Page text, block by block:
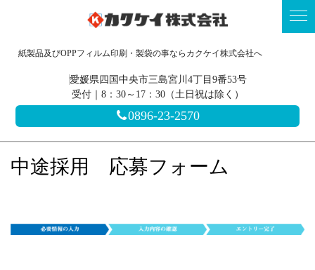
紙製品及びOPPフィルム印刷・製袋の事ならカクケイ株式会社へ
愛媛県四国中央市三島宮川4丁目9番53号
受付｜8：30～17：30（土日祝は除く）
0896-23-2570
中途採用 応募フォーム